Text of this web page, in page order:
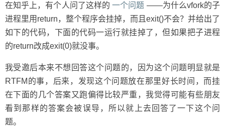
在知乎上，有个人问了这样的一个问题 ——为什么vfork的子
进程里用return，整个程序会挂掉，而且exit()不会？并给出了
如下的代码，下面的代码一运行就挂掉了，但如果把子进程
的return改成exit(0)就没事。
我受邀后本来不想回答这个问题的，因为这个问题明显就是
RTFM的事，后来，发现这个问题放在那里好长时间，而挂
在下面的几个答案又跑偏得比较严重，我觉得可能有些朋友
看到那样的答案会被误导，所以就上去回答了一下这个问
题。